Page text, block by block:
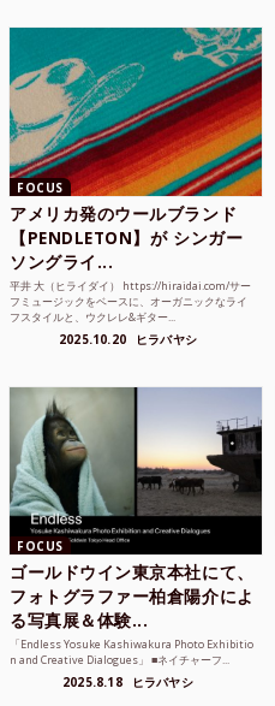
FOCUS
アメリカ発のウールブランド
【PENDLETON】が シンガー
ソングライ...
平井 大（ヒライダイ） https://hiraidai.com/サー
フミュージックをベースに、オーガニックなライ
フスタイルと、ウクレレ&ギター...
2025.10.20 ヒラバヤシ
FOCUS
ゴールドウイン東京本社にて、
フォトグラファー柏倉陽介によ
る写真展＆体験...
「Endless Yosuke Kashiwakura Photo Exhibitio
n and Creative Dialogues」 ■ネイチャーフ...
2025.8.18 ヒラバヤシ